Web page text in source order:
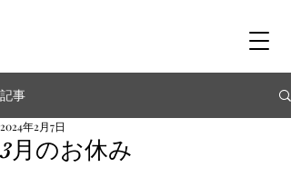
記事
3月のお休み
2024年2月7日